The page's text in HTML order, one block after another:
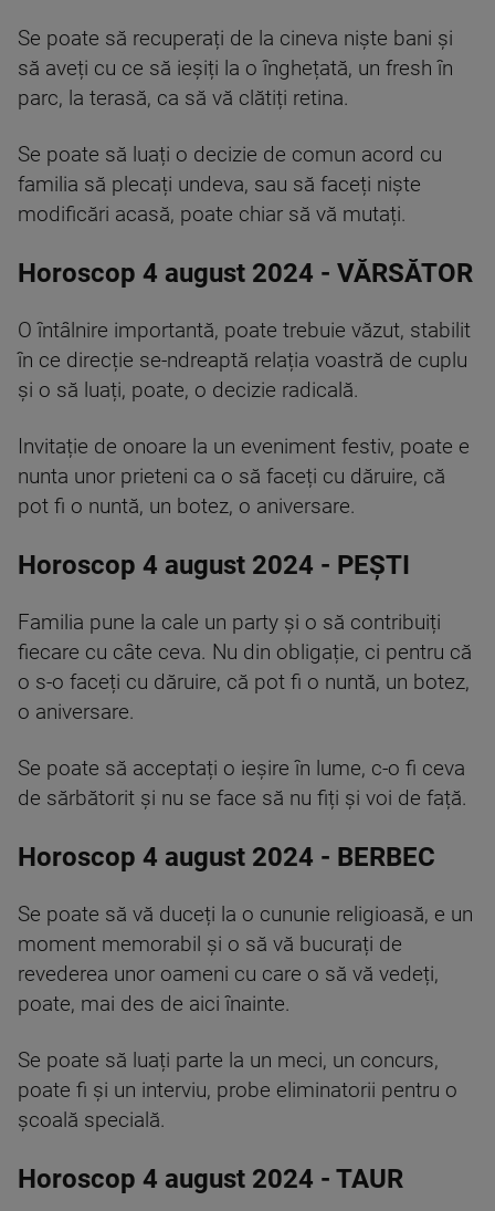
Se poate să recuperați de la cineva niște bani și
să aveți cu ce să ieșiți la o înghețată, un fresh în
parc, la terasă, ca să vă clătiți retina.
Se poate să luați o decizie de comun acord cu
familia să plecați undeva, sau să faceți niște
modificări acasă, poate chiar să vă mutați.
Horoscop 4 august 2024 - VĂRSĂTOR
O întâlnire importantă, poate trebuie văzut, stabilit
în ce direcție se-ndreaptă relația voastră de cuplu
și o să luați, poate, o decizie radicală.
Invitație de onoare la un eveniment festiv, poate e
nunta unor prieteni ca o să faceți cu dăruire, că
pot fi o nuntă, un botez, o aniversare.
Horoscop 4 august 2024 - PEȘTI
Familia pune la cale un party și o să contribuiți
fiecare cu câte ceva. Nu din obligație, ci pentru că
o s-o faceți cu dăruire, că pot fi o nuntă, un botez,
o aniversare.
Se poate să acceptați o ieșire în lume, c-o fi ceva
de sărbătorit și nu se face să nu fiți și voi de față.
Horoscop 4 august 2024 - BERBEC
Se poate să vă duceți la o cununie religioasă, e un
moment memorabil și o să vă bucurați de
revederea unor oameni cu care o să vă vedeți,
poate, mai des de aici înainte.
Se poate să luați parte la un meci, un concurs,
poate fi și un interviu, probe eliminatorii pentru o
școală specială.
Horoscop 4 august 2024 - TAUR